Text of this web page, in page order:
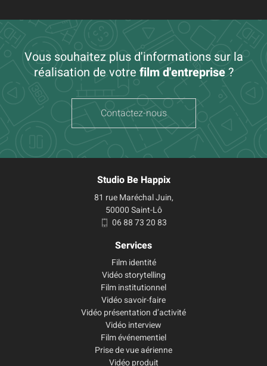
Vous souhaitez plus d'informations sur la
réalisation de votre film d'entreprise?
Contactez-nous
Studio Be Happix
81 rue Maréchal Juin,
50000 Saint-Lô
06 88 73 20 83
Services
Film identité
Vidéo storytelling
Film institutionnel
Vidéo savoir-faire
Vidéo présentation d’activité
Vidéo interview
Film événementiel
Prise de vue aérienne
Vidéo produit